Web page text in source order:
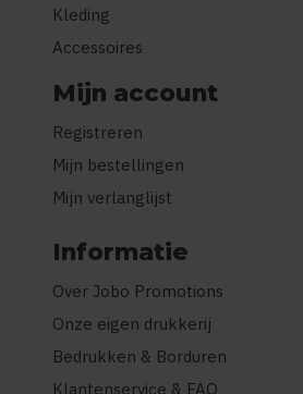
Kleding
Accessoires
Mijn account
Registreren
Mijn bestellingen
Mijn verlanglijst
Informatie
Over Jobo Promotions
Onze eigen drukkerij
Bedrukken & Borduren
Klantenservice & FAQ